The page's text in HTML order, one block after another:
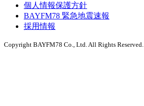
個人情報保護方針
BAYFM78 緊急地震速報
採用情報
Copyright BAYFM78 Co., Ltd. All Rights Reserved.